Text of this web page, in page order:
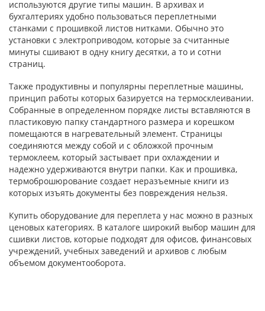
используются другие типы машин. В архивах и
бухгалтериях удобно пользоваться переплетными
станками с прошивкой листов нитками. Обычно это
установки с электроприводом, которые за считанные
минуты сшивают в одну книгу десятки, а то и сотни
страниц.
Также продуктивны и популярны переплетные машины,
принцип работы которых базируется на термосклеивании.
Собранные в определенном порядке листы вставляются в
пластиковую папку стандартного размера и корешком
помещаются в нагревательный элемент. Страницы
соединяются между собой и с обложкой прочным
термоклеем, который застывает при охлаждении и
надежно удерживаются внутри папки. Как и прошивка,
термоброшюрование создает неразъемные книги из
которых изъять документы без повреждения нельзя.
Купить оборудование для переплета у нас можно в разных
ценовых категориях. В каталоге широкий выбор машин для
сшивки листов, которые подходят для офисов, финансовых
учреждений, учебных заведений и архивов с любым
объемом документооборота.